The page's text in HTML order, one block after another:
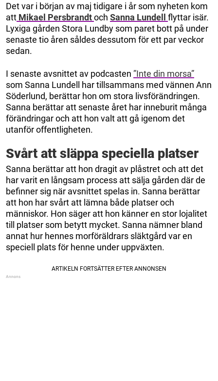
Det var i början av maj tidigare i år som nyheten kom
att Mikael Persbrandtoch Sanna Lundell flyttar isär.
Lyxiga gården Stora Lundby som paret bott på under
senaste tio åren såldes dessutom för ett par veckor
sedan.
I senaste avsnittet av podcasten ”Inte din morsa”
som Sanna Lundell har tillsammans med vännen Ann
Söderlund, berättar hon om stora livsförändringen.
Sanna berättar att senaste året har inneburit många
förändringar och att hon valt att gå igenom det
utanför offentligheten.
Svårt att släppa speciella platser
Sanna berättar att hon dragit av plåstret och att det
har varit en långsam process att sälja gården där de
befinner sig när avsnittet spelas in. Sanna berättar
att hon har svårt att lämna både platser och
människor. Hon säger att hon känner en stor lojalitet
till platser som betytt mycket. Sanna nämner bland
annat hur hennes morföräldrars släktgård var en
speciell plats för henne under uppväxten.